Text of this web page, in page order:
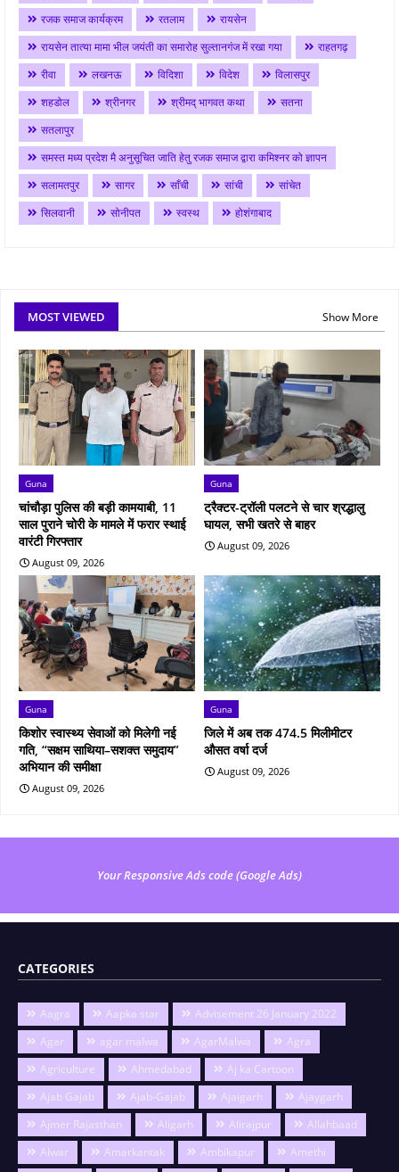
रजक समाज कार्यक्रम
रतलाम
रायसेन
रायसेन तात्या मामा भील जयंती का समारोह सुल्तानगंज में रखा गया
राहतगढ़
रीवा
लखनऊ विदिशा विदेश
विलासपुर
शहडोल
श्रीनगर श्रीमद् भागवत कथा
सतना
सतलापुर
समस्त मध्य प्रदेश मै अनुसूचित जाति हेतु रजक समाज द्वारा कमिश्नर को ज्ञापन
सलामतपुर
सागर साँची सांची
सांचेत
सिलवानी
सोनीपत स्वस्थ होशंगाबाद
MOST VIEWED Show More
Guna
चांचौड़ा पुलिस की बड़ी कामयाबी, 11
साल पुराने चोरी के मामले में फरार स्थाई
वारंटी गिरफ्तार
August 09, 2026
Guna
ट्रैक्टर-ट्रॉली पलटने से चार श्रद्धालु
घायल, सभी खतरे से बाहर
August 09, 2026
Guna
किशोर स्वास्थ्य सेवाओं को मिलेगी नई
गति, “सक्षम साथिया–सशक्त समुदाय”
अभियान की समीक्षा
August 09, 2026
Guna
जिले में अब तक 474.5 मिलीमीटर
औसत वर्षा दर्ज
August 09, 2026
Your Responsive Ads code (Google Ads)
CATEGORIES
Aagra Aapka star
Advisement 26 January 2022
Agar
agar malwa AgarMalwa
Agra
Agriculture
Ahmedabad
Aj ka Cartoon
Ajab Gajab
Ajab-Gajab Ajaigarh
Ajaygarh
Ajmer Rajasthan
Aligarh Alirajpur
Allahbaad
Alwar
Amarkantak Ambikapur
Amethi